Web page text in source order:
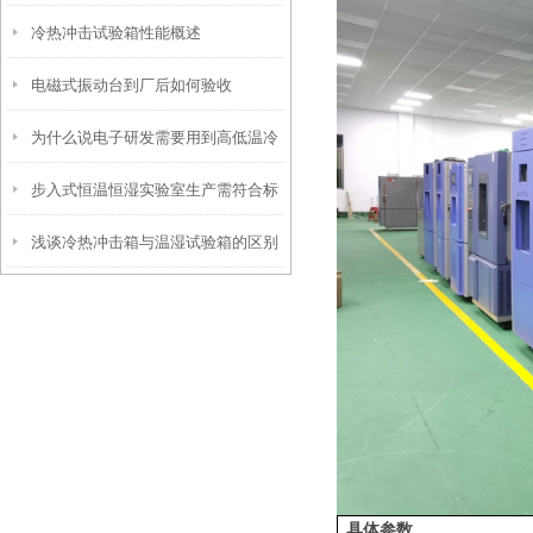
的日常检验
冷热冲击试验箱性能概述
电磁式振动台到厂后如何验收
为什么说电子研发需要用到高低温冷
热冲击试验箱呢
步入式恒温恒湿实验室生产需符合标
准有哪些？
浅谈冷热冲击箱与温湿试验箱的区别